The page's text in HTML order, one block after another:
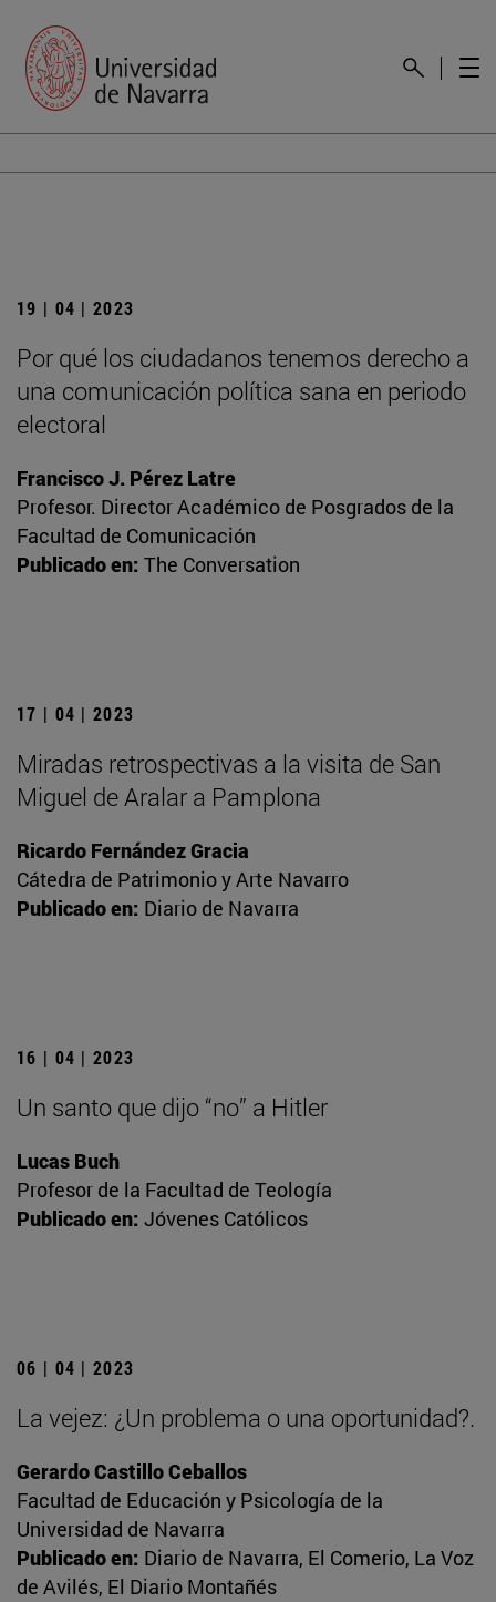
19 | 04 | 2023
Por qué los ciudadanos tenemos derecho a
una comunicación política sana en periodo
electoral
Francisco J. Pérez Latre
Profesor. Director Académico de Posgrados de la
Facultad de Comunicación
Publicado en: The Conversation
17 | 04 | 2023
Miradas retrospectivas a la visita de San
Miguel de Aralar a Pamplona
Ricardo Fernández Gracia
Cátedra de Patrimonio y Arte Navarro
Publicado en: Diario de Navarra
16 | 04 | 2023
Un santo que dijo “no” a Hitler
Lucas Buch
Profesor de la Facultad de Teología
Publicado en: Jóvenes Católicos
06 | 04 | 2023
La vejez: ¿Un problema o una oportunidad?.
Gerardo Castillo Ceballos
Facultad de Educación y Psicología de la
Universidad de Navarra
Publicado en: Diario de Navarra, El Comerio, La Voz
de Avilés, El Diario Montañés